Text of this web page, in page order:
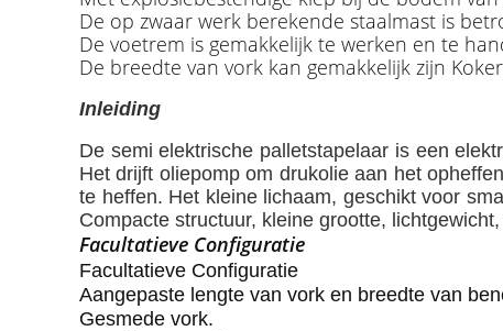
De op zwaar werk berekende staalmast is
De voetrem is gemakkelijk te werken en te
De breedte van vork kan gemakkelijk zijn
Inleiding
De semi elektrische palletstapelaar is een
Het drijft oliepomp om drukolie aan het
te heffen. Het kleine lichaam, geschikt voor
Compacte structuur, kleine grootte,
Facultatieve Configuratie
Facultatieve Configuratie
Aangepaste lengte van vork en breedte van
Gesmede vork.